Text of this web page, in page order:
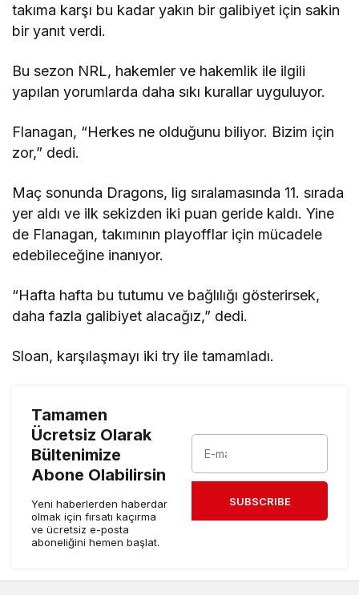
takıma karşı bu kadar yakın bir galibiyet için sakin
bir yanıt verdi.
Bu sezon NRL, hakemler ve hakemlik ile ilgili
yapılan yorumlarda daha sıkı kurallar uyguluyor.
Flanagan, “Herkes ne olduğunu biliyor. Bizim için
zor,” dedi.
Maç sonunda Dragons, lig sıralamasında 11. sırada
yer aldı ve ilk sekizden iki puan geride kaldı. Yine
de Flanagan, takımının playofflar için mücadele
edebileceğine inanıyor.
“Hafta hafta bu tutumu ve bağlılığı gösterirsek,
daha fazla galibiyet alacağız,” dedi.
Sloan, karşılaşmayı iki try ile tamamladı.
Tamamen
Ücretsiz Olarak
Bültenimize
Abone Olabilirsin
Yeni haberlerden haberdar
olmak için fırsatı kaçırma
ve ücretsiz e-posta
aboneliğini hemen başlat.
SUBSCRIBE